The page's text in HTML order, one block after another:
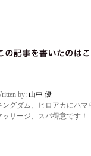
by: 山中 優
ングダム、ヒロアカにハマ
ッサージ、スパ得意です！